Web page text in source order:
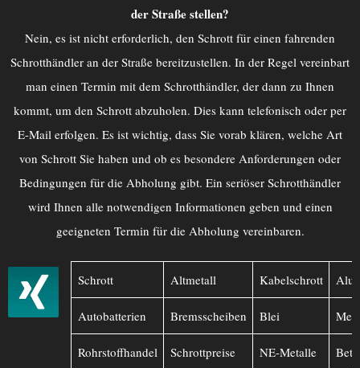
der Straße stellen?
Nein, es ist nicht erforderlich, den Schrott für einen fahrenden
Schrotthändler an der Straße bereitzustellen. In der Regel vereinbart
man einen Termin mit dem Schrotthändler, der dann zu Ihnen
kommt, um den Schrott abzuholen. Dies kann telefonisch oder per
E-Mail erfolgen. Es ist wichtig, dass Sie vorab klären, welche Art
von Schrott Sie haben und ob es besondere Anforderungen oder
Bedingungen für die Abholung gibt. Ein seriöser Schrotthändler
wird Ihnen alle notwendigen Informationen geben und einen
geeigneten Termin für die Abholung vereinbaren.
Schrott Altmetall Kabelschrott
Autobatterien Bremsscheiben Blei
Rohrstoffhandel Schrottpreise NE-Metalle